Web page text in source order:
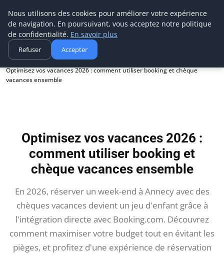
Aecme
Accueil
Optimisez vos vacances 2026 : comment utiliser booking et chèque
vacances ensemble
Optimisez vos vacances 2026 :
comment utiliser booking et
chèque vacances ensemble
En 2026, réserver un week-end à Annecy avec des
chèques vacances devient un jeu d'enfant grâce à
l'intégration directe avec Booking.com. Découvrez
comment maximiser votre budget tout en évitant les
pièges, et profitez d'une expérience de réservation
Nous utilisons des cookies pour améliorer votre expérience
de navigation. En poursuivant, vous acceptez notre politique
de confidentialité. En savoir plus
Refuser Accepter